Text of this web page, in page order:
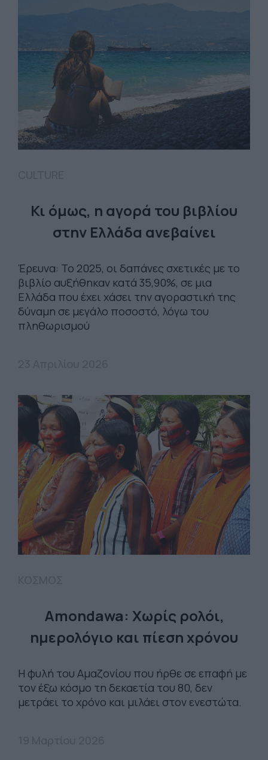
Κι όμως, η αγορά του βιβλίου
στην Ελλάδα ανεβαίνει
Έρευνα: Το 2025, οι δαπάνες σχετικές με το
βιβλίο αυξήθηκαν κατά 35,90%, σε μια
Ελλάδα που έχει χάσει την αγοραστική της
δύναμη σε μεγάλο ποσοστό, λόγω του
πληθωρισμού
Amondawa: Χωρίς ρολόι,
ημερολόγιο και πίεση χρόνου
Η φυλή του Αμαζονίου που ήρθε σε επαφή με
τον έξω κόσμο τη δεκαετία του 80, δεν
μετράει το χρόνο και μιλάει στον ενεστώτα.